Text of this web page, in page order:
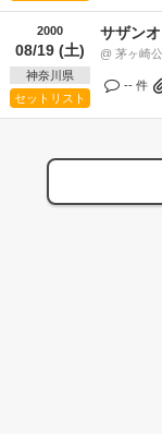
2000
08/19 (土)
神奈川県
セットリスト
サザン
@ 茅ヶ崎
-- 件